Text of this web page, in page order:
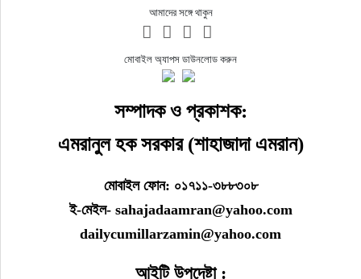
আমাদের সঙ্গে থাকুন
মোবাইল অ্যাপস ডাউনলোড করুন
সম্পাদক ও প্রকাশক:
এমরানুল হক সরকার (শাহাজাদা এমরান)
মোবাইল ফোন: ০১৭১১-৩৮৮৩০৮
ই-মেইল- sahajadaamran@yahoo.com
dailycumillarzamin@yahoo.com
আইটি উপদেষ্টা :